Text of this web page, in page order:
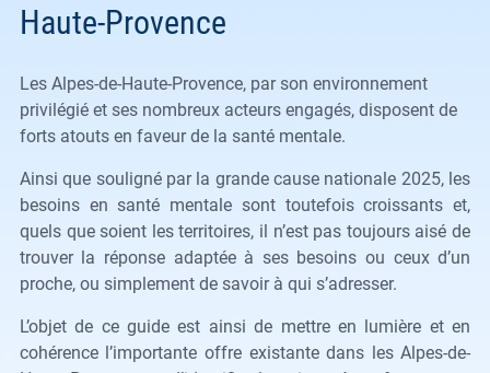
Haute-Provence
Les Alpes-de-Haute-Provence, par son environnement
privilégié et ses nombreux acteurs engagés, disposent de
forts atouts en faveur de la santé mentale.
Ainsi que souligné par la grande cause nationale 2025, les
besoins en santé mentale sont toutefois croissants et,
quels que soient les territoires, il n’est pas toujours aisé de
trouver la réponse adaptée à ses besoins ou ceux d’un
proche, ou simplement de savoir à qui s’adresser.
L’objet de ce guide est ainsi de mettre en lumière et en
cohérence l’importante offre existante dans les Alpes-de-